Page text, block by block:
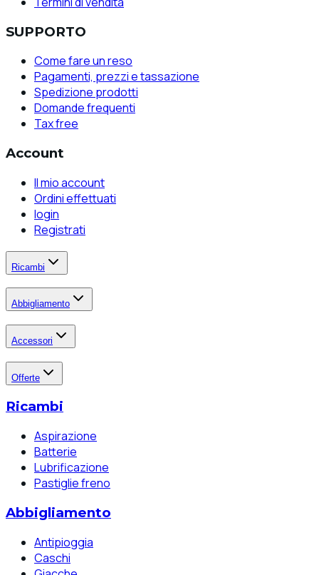
SUPPORTO
Come fare un reso
Pagamenti, prezzi e tassazione
Spedizione prodotti
Domande frequenti
Tax free
Account
Il mio account
Ordini effettuati
login
Registrati
Ricambi
Abbigliamento
Accessori
Offerte
Ricambi
Aspirazione
Batterie
Lubrificazione
Pastiglie freno
Abbigliamento
Antipioggia
Caschi